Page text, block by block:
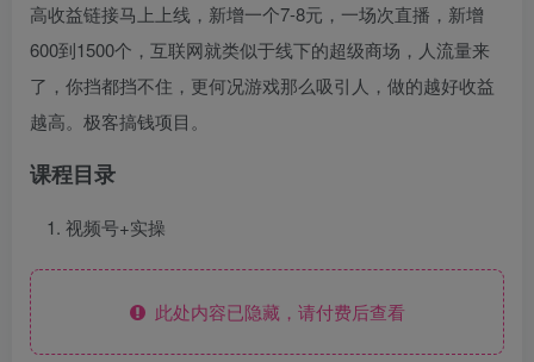
高收益链接马上上线，新增一个7-8元，一场次直播，新增
600到1500个，互联网就类似于线下的超级商场，人流量来
了，你挡都挡不住，更何况游戏那么吸引人，做的越好收益
越高。极客搞钱项目。
课程目录
视频号+实操
此处内容已隐藏，请付费后查看